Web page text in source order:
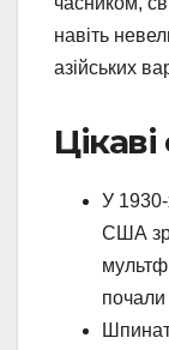
навіть
азійських
У 1930-
США